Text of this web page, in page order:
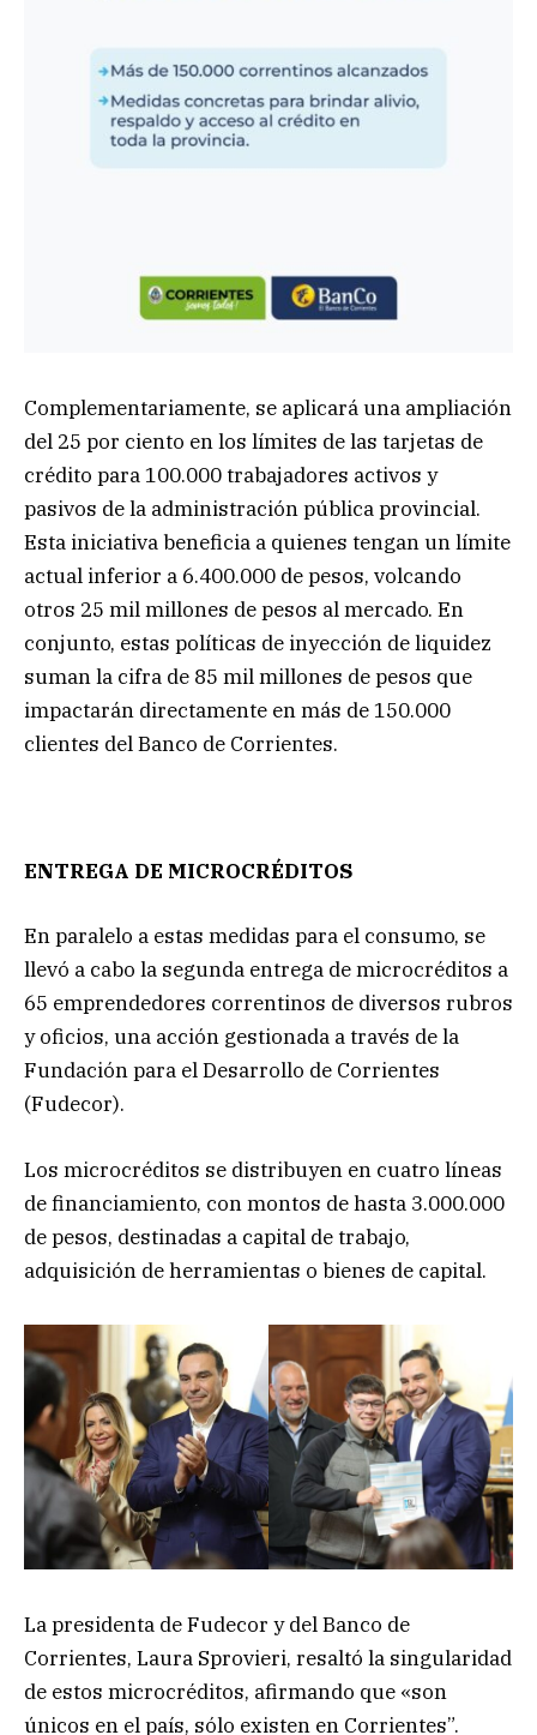
Complementariamente, se aplicará una ampliación
del 25 por ciento en los límites de las tarjetas de
crédito para 100.000 trabajadores activos y
pasivos de la administración pública provincial.
Esta iniciativa beneficia a quienes tengan un límite
actual inferior a 6.400.000 de pesos, volcando
otros 25 mil millones de pesos al mercado. En
conjunto, estas políticas de inyección de liquidez
suman la cifra de 85 mil millones de pesos que
impactarán directamente en más de 150.000
clientes del Banco de Corrientes.
ENTREGA DE MICROCRÉDITOS
En paralelo a estas medidas para el consumo, se
llevó a cabo la segunda entrega de microcréditos a
65 emprendedores correntinos de diversos rubros
y oficios, una acción gestionada a través de la
Fundación para el Desarrollo de Corrientes
(Fudecor).
Los microcréditos se distribuyen en cuatro líneas
de financiamiento, con montos de hasta 3.000.000
de pesos, destinadas a capital de trabajo,
adquisición de herramientas o bienes de capital.
La presidenta de Fudecor y del Banco de
Corrientes, Laura Sprovieri, resaltó la singularidad
de estos microcréditos, afirmando que «son
únicos en el país, sólo existen en Corrientes”.